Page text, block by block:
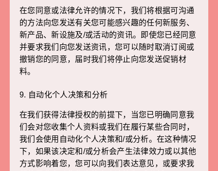
在您同意或法律允许的情况下，我们将根据可沟通
的方法向您发送有关您可能感兴趣的任何新服务、
新产品、新设施及/或活动的资讯。即使您已经同意
并要求我们向您发送资讯，您可以随时取消订阅或
撤销您的同意，届时我们将停止向您发送促销材
料。
9. 自动化个人决策和分析
在我们获得法律授权的前提下，当您已明确同意我
们会对您收集个人资料或我们在履行某些合同时，
我们会使用自动化个人决策和/或分析。在这种情况
下，如果该决定和/或分析会产生法律效力或以其他
方式影响着您，您可以向我们表达意见，或要求我